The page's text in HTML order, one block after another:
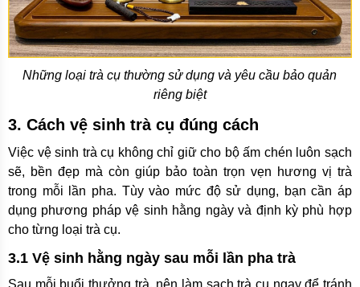
Những loại trà cụ thường sử dụng và yêu cầu bảo quản
riêng biệt
3. Cách vệ sinh trà cụ đúng cách
Việc vệ sinh trà cụ không chỉ giữ cho bộ ấm chén luôn sạch
sẽ, bền đẹp mà còn giúp bảo toàn trọn vẹn hương vị trà
trong mỗi lần pha. Tùy vào mức độ sử dụng, bạn cần áp
dụng phương pháp vệ sinh hằng ngày và định kỳ phù hợp
cho từng loại trà cụ.
3.1 Vệ sinh hằng ngày sau mỗi lần pha trà